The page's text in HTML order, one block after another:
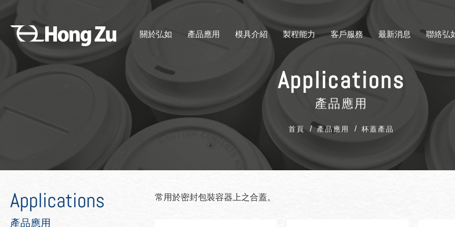
關於弘如 產品應用 模具介紹 製程能力 客戶服務 最新消息 聯絡弘
Applications
產品應用
首頁 / 產品應用 / 杯蓋產品
Applications
產品應用
常用於密封包裝容器上之合蓋。